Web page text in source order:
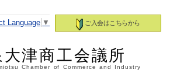
ご入会はこちらから
Language ▼
大津商工会議所
Chamber of Commerce and Industry